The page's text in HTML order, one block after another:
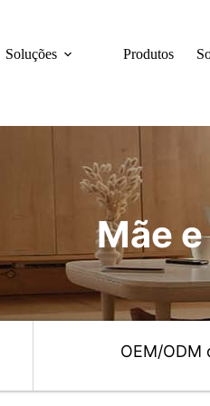
Soluções Produtos
Mãe
OEM/ODM